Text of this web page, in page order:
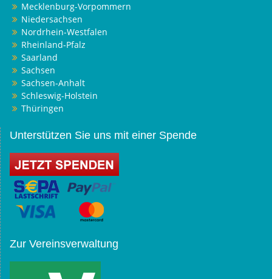
Mecklenburg-Vorpommern
Niedersachsen
Nordrhein-Westfalen
Rheinland-Pfalz
Saarland
Sachsen
Sachsen-Anhalt
Schleswig-Holstein
Thüringen
Unterstützen Sie uns mit einer Spende
Zur Vereinsverwaltung